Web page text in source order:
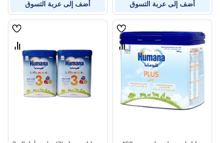
أضف إلى عربة التسوق أضف إلى عربة التسوق
قائمة
الامنيات
قارن
قائمة
قارن